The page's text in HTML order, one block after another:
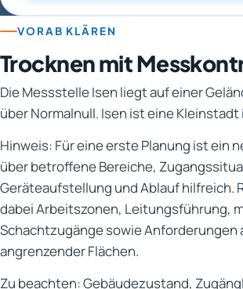
VORAB KLÄREN
Trocknen mit
Die Messstelle Isen liegt auf einer
über Normalnull. Isen ist eine Kleinstadt
Hinweis: Für eine erste Planung ist ein
über betroffene Bereiche,
Geräteaufstellung und Ablauf hilfreich.
dabei Arbeitszonen, Leitungsführung,
Schachtzugänge sowie Anforderungen
angrenzender Flächen.
Zu beachten: Gebäudezustand,